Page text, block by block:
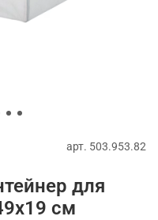
арт. 503.953.82
для
см